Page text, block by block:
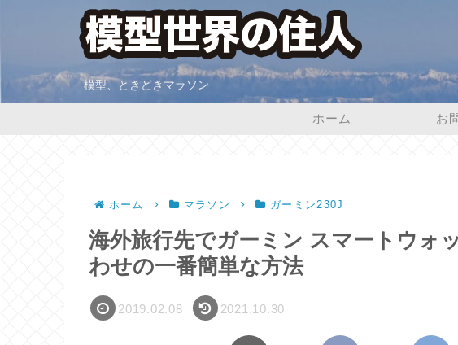
模型、ときどきマラソン
ホーム お
ホーム マラソン ガーミン230J
海外旅行先でガーミン スマートウォ
わせの一番簡単な方法
2019.02.08 2021.10.30